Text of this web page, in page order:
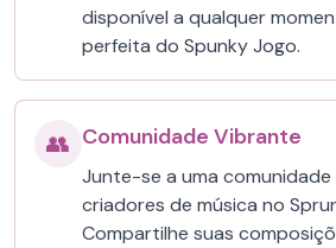
disponível a qualquer
perfeita do Spunky Jogo.
👥 Comunidade Vibrante
Junte-se a uma
criadores de música no
Compartilhe suas